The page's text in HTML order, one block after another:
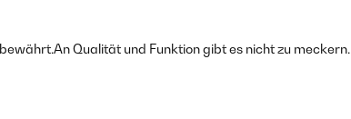
Qualität und Funktion gibt es nicht zu meckern.